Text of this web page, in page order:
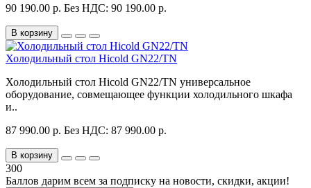
90 190.00 р. Без НДС: 90 190.00 р.
В корзину
Холодильный стол Hicold GN22/TN
Холодильный стол Hicold GN22/TN универсальное
оборудование, совмещающее функции холодильного шкафа
и..
87 990.00 р. Без НДС: 87 990.00 р.
В корзину
300
Баллов дарим всем за подписку на новости, скидки, акции!